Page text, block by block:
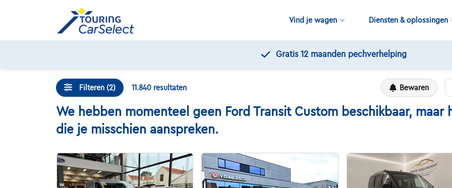
Vind je wagen Diensten & oplossingen
Gratis 12 maanden pechverhelping
Filteren (2) 11.840 resultaten Bewaren
We hebben momenteel geen Ford Transit Custom beschikbaar,
die je misschien aanspreken.